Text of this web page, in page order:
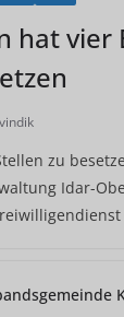
hat vier
zu
Idar-